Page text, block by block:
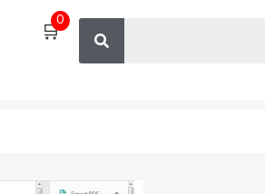
🛒0